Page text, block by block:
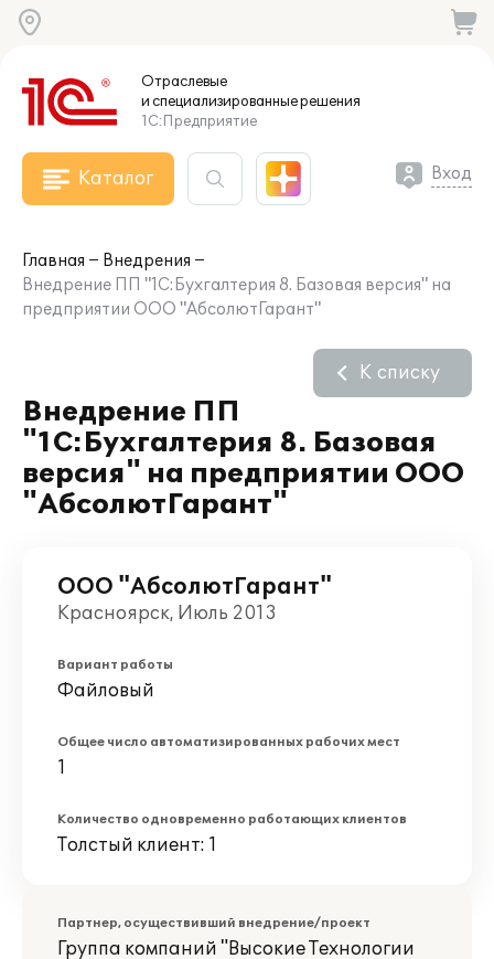
Отраслевые
и специализированныерешения
1С:Предприятие
Каталог Вход
Главная
Внедрения
Внедрение ПП "1С:Бухгалтерия 8. Базовая версия" на
предприятии ООО "АбсолютГарант"
Внедрение ПП
"1С:Бухгалтерия 8. Базовая
версия" на предприятии ООО
"АбсолютГарант"
К списку
ООО "АбсолютГарант"
Красноярск, Июль 2013
Вариант работы
Файловый
Общее число автоматизированных рабочих мест
1
Количество одновременно работающих клиентов
Толстый клиент: 1
Партнер, осуществивший внедрение/проект
Группа компаний "Высокие Технологии